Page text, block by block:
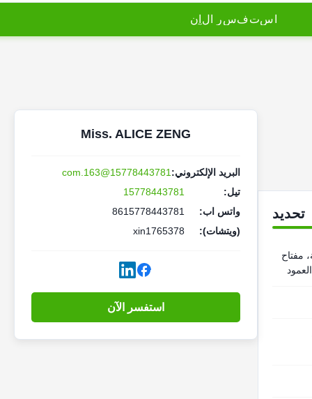
ستفسر ل ن
تحديد
مفتاح
Miss. ALICE ZENG
البريد الإلكتروني: 15778443781@163.com
تيل:
15778443781
واتس اب:
8615778443781
(ويتشات):
xin1765378
استفسر الآن